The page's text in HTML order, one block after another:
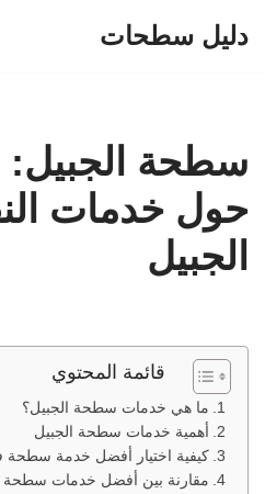
دليل سطحات
سطحة الجبيل:
حول خدمات
الجبيل
قائمة المحتوي
ما هي خدمات سطحة الجبيل؟
أهمية خدمات سطحة الجبيل
كيفية اختيار أفضل خدمة سطحة
مقارنة بين أفضل خدمات سطحة